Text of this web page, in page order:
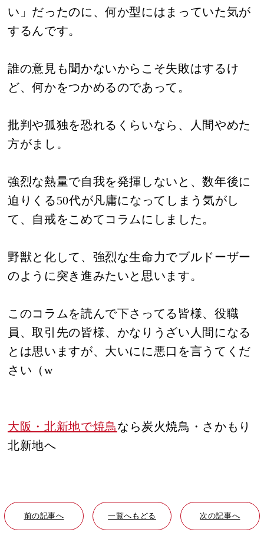
い」だったのに、何か型にはまっていた気が
するんです。
誰の意見も聞かないからこそ失敗はするけ
ど、何かをつかめるのであって。
批判や孤独を恐れるくらいなら、人間やめた
方がまし。
強烈な熱量で自我を発揮しないと、数年後に
迫りくる50代が凡庸になってしまう気がし
て、自戒をこめてコラムにしました。
野獣と化して、強烈な生命力でブルドーザー
のように突き進みたいと思います。
このコラムを読んで下さってる皆様、役職
員、取引先の皆様、かなりうざい人間になる
とは思いますが、大いにに悪口を言うてくだ
さい（w
大阪・北新地で焼鳥なら炭火焼鳥・さかもり
北新地へ
前の記事へ 一覧へもどる 次の記事へ